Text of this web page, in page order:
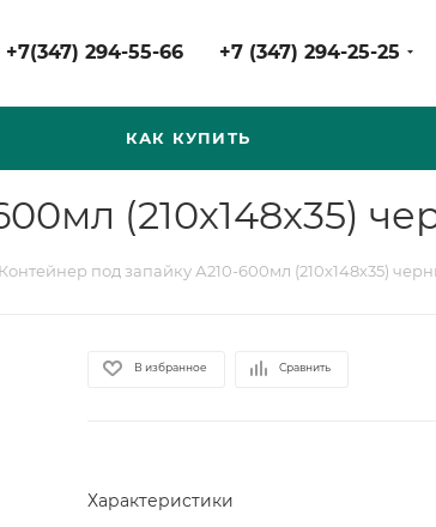
+7(347) 294-55-66 +7 (347) 294-25-25
КАК КУПИТЬ
(210х148х35)
Контейнер под запайку А210-600мл (210х148х35)
В избранное Сравнить
Характеристики